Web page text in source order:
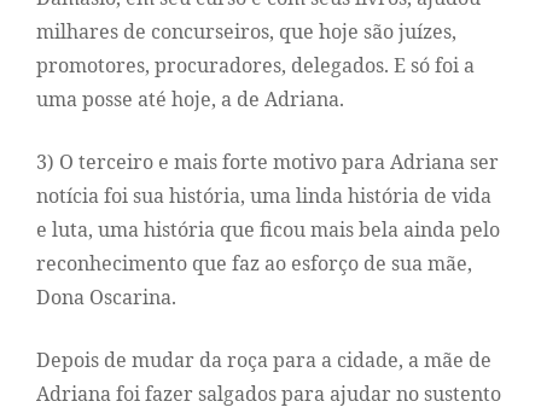
milhares de concurseiros, que hoje são juízes,
promotores, procuradores, delegados. E só foi a
uma posse até hoje, a de Adriana.
3) O terceiro e mais forte motivo para Adriana ser
notícia foi sua história, uma linda história de vida
e luta, uma história que ficou mais bela ainda pelo
reconhecimento que faz ao esforço de sua mãe,
Dona Oscarina.
Depois de mudar da roça para a cidade, a mãe de
Adriana foi fazer salgados para ajudar no sustento